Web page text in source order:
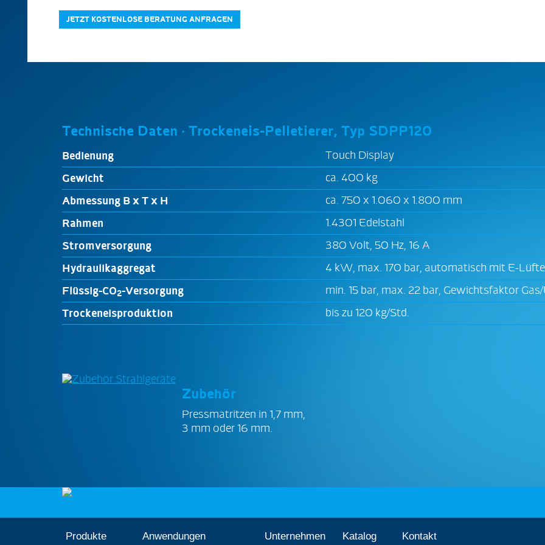
JETZT KOSTENLOSE BERATUNG ANFRAGEN
Technische Daten · Trockeneis-Pelletierer, Typ SDPP120
Bedienung Touch Display
Gewicht ca. 400 kg
Abmessung B x T x H ca. 750 x 1.060 x 1.800 mm
Rahmen 1.4301 Edelstahl
Stromversorgung 380 Volt, 50 Hz, 16 A
Hydraulikaggregat 4 kW, max. 170 bar, automatisch mit E-
Flüssig-CO2-Versorgung min. 15 bar, max. 22 bar, Gewichtsfaktor Gas/
Trockeneisproduktion bis zu 120 kg/Std.
Zubehör
Pressmatritzen in 1,7 mm,
3 mm oder 16 mm.
Produkte Anwendungen Unternehmen Katalog Kontakt